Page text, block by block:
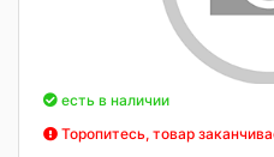
есть в наличии
Торопитесь, товар